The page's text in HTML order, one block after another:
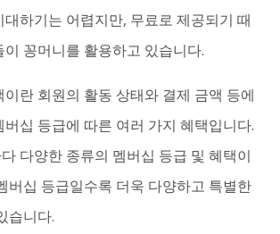
하기는 어렵지만, 무료로 제공되기 때
꽁머니를 활용하고 있습니다.
란 회원의 활동 상태와 결제 금액 등에
십 등급에 따른 여러 가지 혜택입니다.
다양한 종류의 멤버십 등급 및 혜택이
버십 등급일수록 더욱 다양하고 특별한
습니다.